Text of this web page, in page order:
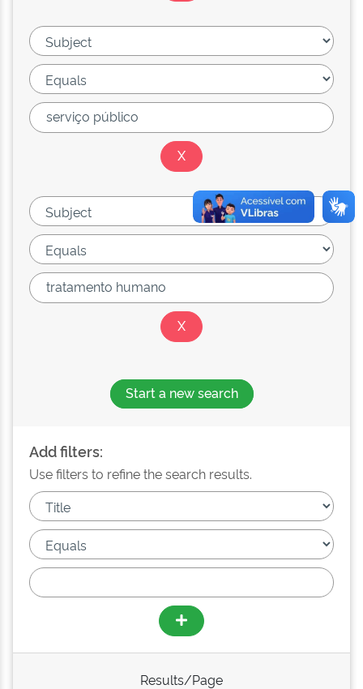
Start a new search
Add filters:
Use filters to refine the search results.
Results/Page